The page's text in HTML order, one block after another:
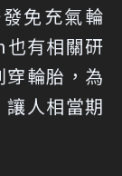
免充氣輪
有相關研
輪胎，為
人相當期